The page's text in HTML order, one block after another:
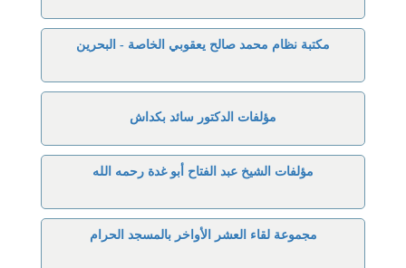
مكتبة نظام محمد صالح يعقوبي الخاصة - البحرين
مؤلفات الدكتور سائد بكداش
مؤلفات الشيخ عبد الفتاح أبو غدة رحمه الله
مجموعة لقاء العشر الأواخر بالمسجد الحرام